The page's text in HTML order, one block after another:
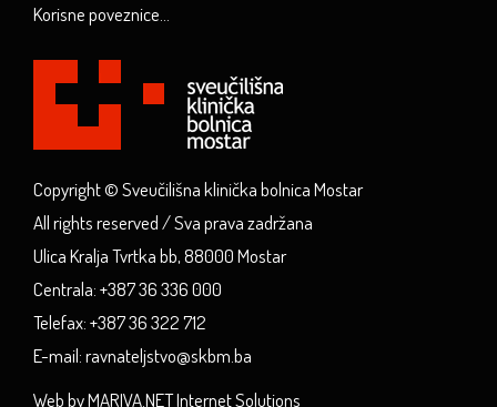
Korisne poveznice...
Copyright © Sveučilišna klinička bolnica Mostar
All rights reserved / Sva prava zadržana
Ulica Kralja Tvrtka bb, 88000 Mostar
Centrala: +387 36 336 000
Telefax: +387 36 322 712
E-mail: ravnateljstvo@skbm.ba
Web by MARIVA.NET Internet Solutions